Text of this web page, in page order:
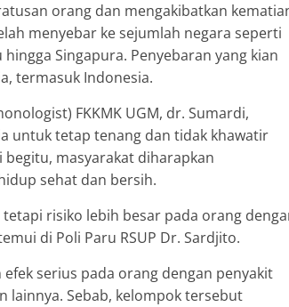
orang dan mengakibatkan
menyebar ke sejumlah negara seperti
Singapura. Penyebaran yang kian
termasuk Indonesia.
FKKMK UGM, dr. Sumardi,
untuk tetap tenang dan tidak khawatir
masyarakat diharapkan
sehat dan bersih.
risiko lebih besar pada orang
di Poli Paru RSUP Dr. Sardjito.
serius pada orang dengan penyakit
lainnya. Sebab, kelompok tersebut